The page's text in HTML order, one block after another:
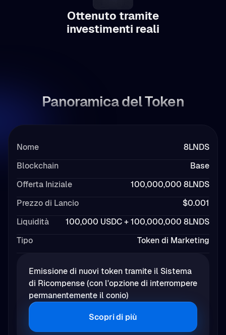
Ottenuto tramite
investimenti reali
Panoramica del Token
Nome
8LNDS
Blockchain
Base
Offerta Iniziale
100,000,000 8LNDS
Prezzo di Lancio
$0.001
Liquidità
100,000 USDC + 100,000,000 8LNDS
Tipo
Token di Marketing
Emissione di nuovi token tramite il Sistema
di Ricompense (con l'opzione di interrompere
permanentemente il conio)
Scopri di più